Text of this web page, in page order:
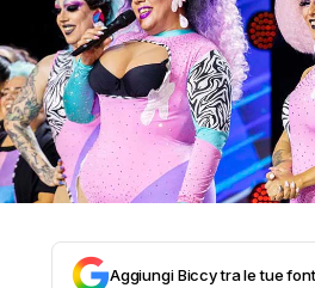
Aggiungi Biccy tra le tue